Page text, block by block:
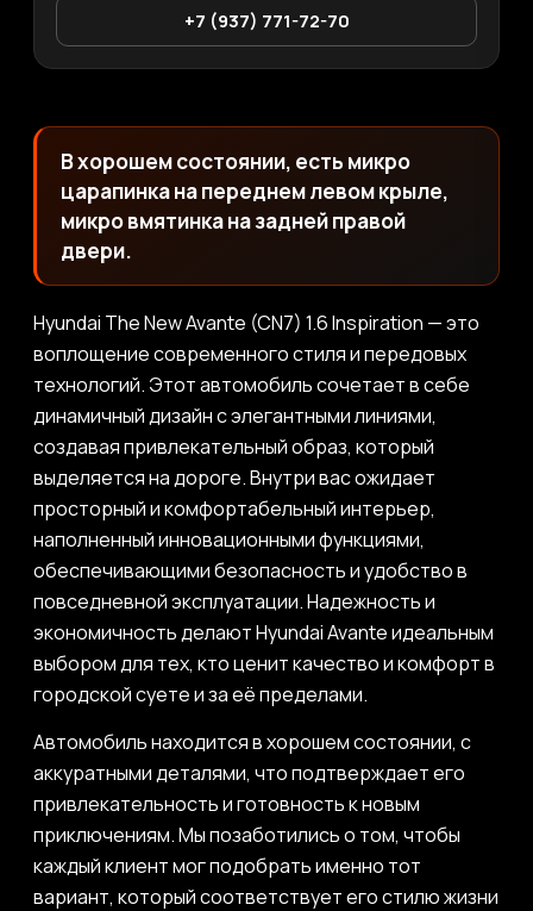
+7 (937) 771-72-70
В хорошем состоянии, есть микро
царапинка на переднем левом крыле,
микро вмятинка на задней правой
двери.
Hyundai The New Avante (CN7) 1.6 Inspiration — это
воплощение современного стиля и передовых
технологий. Этот автомобиль сочетает в себе
динамичный дизайн с элегантными линиями,
создавая привлекательный образ, который
выделяется на дороге. Внутри вас ожидает
просторный и комфортабельный интерьер,
наполненный инновационными функциями,
обеспечивающими безопасность и удобство в
повседневной эксплуатации. Надежность и
экономичность делают Hyundai Avante идеальным
выбором для тех, кто ценит качество и комфорт в
городской суете и за её пределами.
Автомобиль находится в хорошем состоянии, с
аккуратными деталями, что подтверждает его
привлекательность и готовность к новым
приключениям. Мы позаботились о том, чтобы
каждый клиент мог подобрать именно тот
вариант, который соответствует его стилю жизни